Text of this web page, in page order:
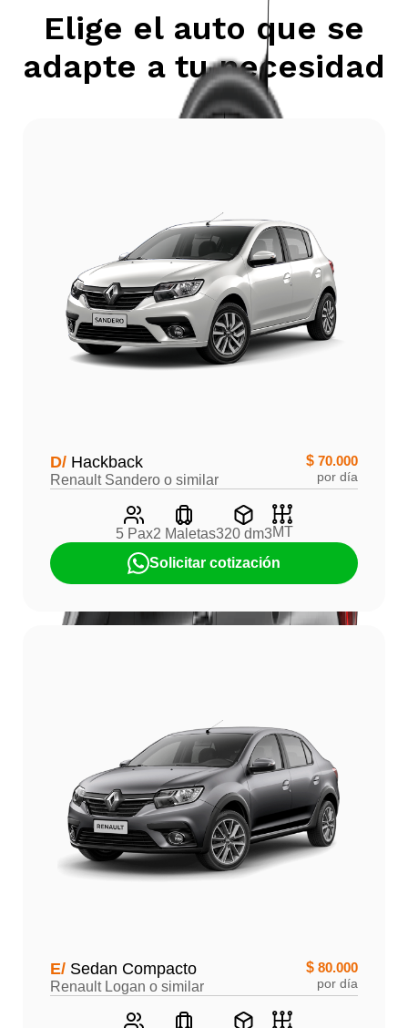
Elige el auto que se
adapte a tu necesidad
D/ Hackback
Renault Sandero o similar
$ 70.000
por día
5 Pax2 Maletas320 dm3MT
Solicitar cotización
E/ Sedan Compacto
Renault Logan o similar
$ 80.000
por día